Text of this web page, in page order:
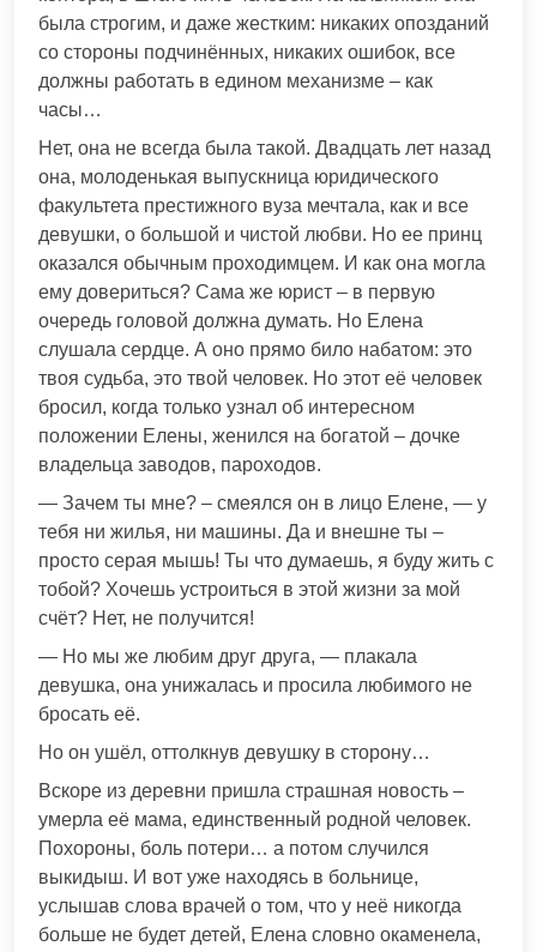
была строгим, и даже жестким: никаких опозданий
со стороны подчинённых, никаких ошибок, все
должны работать в едином механизме – как
часы…
Нет, она не всегда была такой. Двадцать лет назад
она, молоденькая выпускница юридического
факультета престижного вуза мечтала, как и все
девушки, о большой и чистой любви. Но ее принц
оказался обычным проходимцем. И как она могла
ему довериться? Сама же юрист – в первую
очередь головой должна думать. Но Елена
слушала сердце. А оно прямо било набатом: это
твоя судьба, это твой человек. Но этот её человек
бросил, когда только узнал об интересном
положении Елены, женился на богатой – дочке
владельца заводов, пароходов.
— Зачем ты мне? – смеялся он в лицо Елене, — у
тебя ни жилья, ни машины. Да и внешне ты –
просто серая мышь! Ты что думаешь, я буду жить с
тобой? Хочешь устроиться в этой жизни за мой
счёт? Нет, не получится!
— Но мы же любим друг друга, — плакала
девушка, она унижалась и просила любимого не
бросать её.
Но он ушёл, оттолкнув девушку в сторону…
Вскоре из деревни пришла страшная новость –
умерла её мама, единственный родной человек.
Похороны, боль потери… а потом случился
выкидыш. И вот уже находясь в больнице,
услышав слова врачей о том, что у неё никогда
больше не будет детей, Елена словно окаменела,